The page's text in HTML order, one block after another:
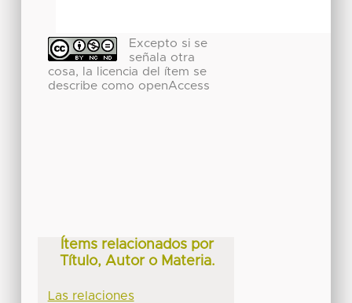
Excepto si se
señala otra
cosa, la licencia del ítem se
describe como openAccess
Ítems relacionados por
Título, Autor o Materia.
Las relaciones